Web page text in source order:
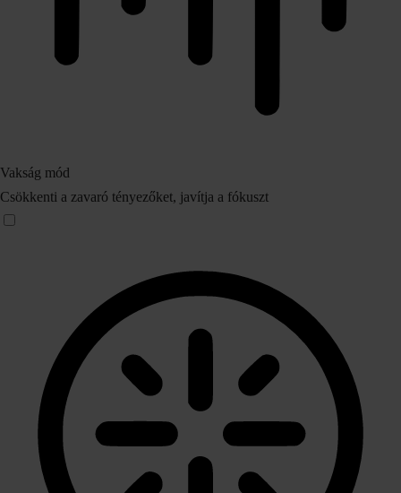
Vakság mód
Csökkenti a zavaró tényezőket, javítja a fókuszt